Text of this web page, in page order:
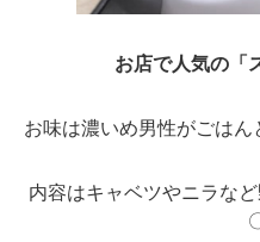
お店で人気の「
お味は濃いめ男性がごはん
内容はキャベツやニラな